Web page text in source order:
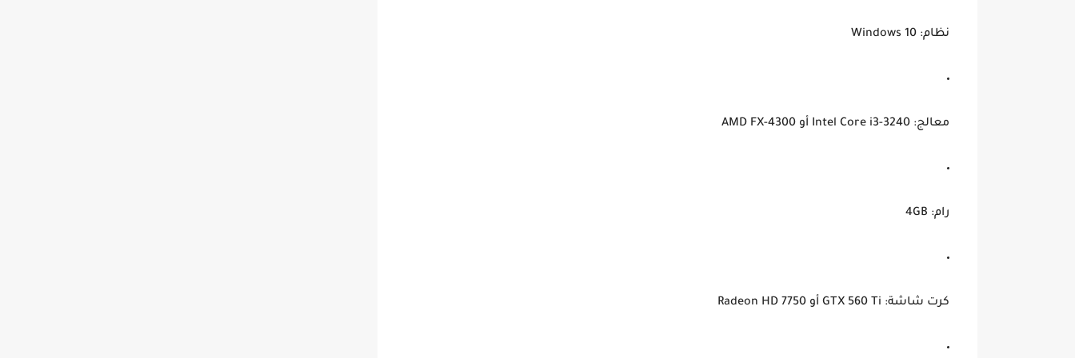
نظام: Windows 10
معالج: Intel Core i3-3240 أو AMD FX-4300
رام: 4GB
كرت شاشة: GTX 560 Ti أو Radeon HD 7750